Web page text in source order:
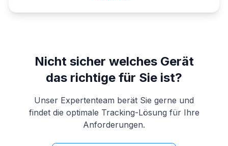
Nicht sicher welches Gerät
das richtige für Sie ist?
Unser Expertenteam berät Sie gerne und
findet die optimale Tracking-Lösung für Ihre
Anforderungen.